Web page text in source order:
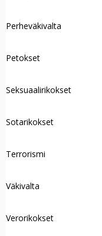
Perheväkivalta
Petokset
Seksuaalirikokset
Sotarikokset
Terrorismi
Väkivalta
Verorikokset